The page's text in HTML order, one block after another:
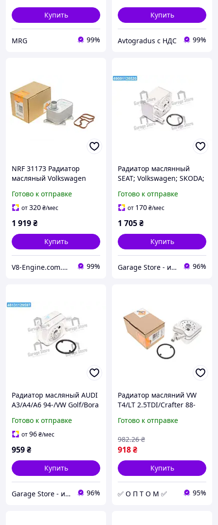
Купить
MRG 99%
Купить
Avtogradus с НДС 99%
NRF 31173 Радиатор
масляный Volkswagen
Jetta IV, Tiguan, Passat CC
B6
Готово к отправке
от320₴/мес
1 919₴
Купить
V8-Engine.com.ua Авто-расходники 99%
Радиатор маслянный
SEAT; Volkswagen; SKODA;
Готово к отправке
от 170₴/мес
1 705₴
Купить
Garage Store - интернет магазин автозапчастей. 96%
Радиатор масляный AUDI
A3/A4/A6 94-/VW Golf/Bora
Готово к отправке
от96₴/мес
959₴
Купить
Garage Store - интернет магазин автозапчастей. 96%
Радиатор масляний VW
T4/LT 2.5TDI/Crafter 88-
NRF 31305 (opt-om)
Готово к отправке
918₴
982.26 ₴
Купить
✅ О П Т О М ✅ 95%